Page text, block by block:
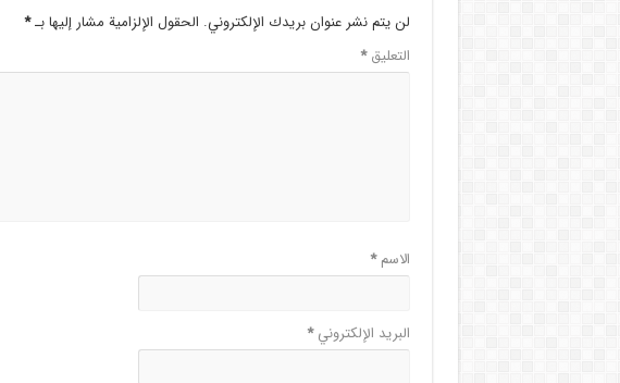
لن يتم نشر عنوان بريدك الإلكتروني. الحقول الإلزامية مشار إليها بـ*
التعليق*
الاسم*
البريد الإلكتروني*